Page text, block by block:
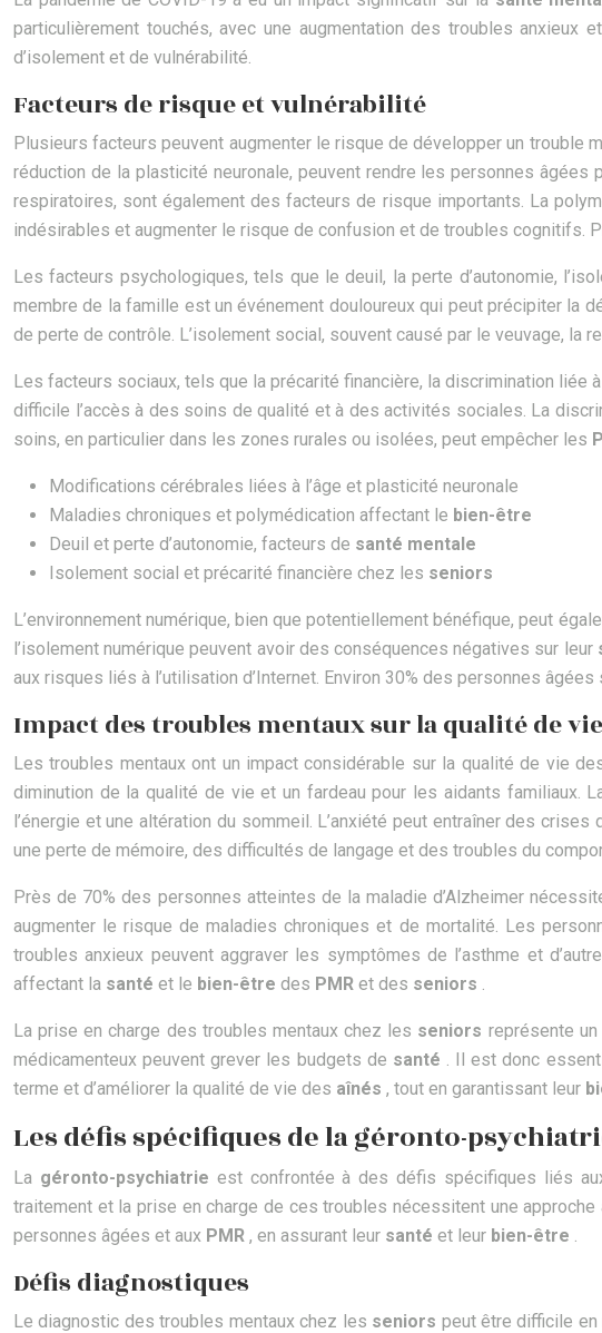
particulièrement touchés, avec une augmentation des troubles
d’isolement et de vulnérabilité.
Facteurs de risque et vulnérabilité
Plusieurs facteurs peuvent augmenter le risque de développer un trouble
réduction de la plasticité neuronale, peuvent rendre les personnes
respiratoires, sont également des facteurs de risque importants. La
indésirables et augmenter le risque de confusion et de troubles cognitifs.
Les facteurs psychologiques, tels que le deuil, la perte d’autonomie,
membre de la famille est un événement douloureux qui peut précipiter la
de perte de contrôle. L’isolement social, souvent causé par le veuvage, la
Les facteurs sociaux, tels que la précarité financière, la discrimination liée
difficile l’accès à des soins de qualité et à des activités sociales. La
soins, en particulier dans les zones rurales ou isolées, peut empêcher les
Modifications cérébrales liées à l’âge et plasticité neuronale
Maladies chroniques et polymédication affectant le bien-être
Deuil et perte d’autonomie, facteurs de santé mentale
Isolement social et précarité financière chez les seniors
L’environnement numérique, bien que potentiellement bénéfique, peut
l’isolement numérique peuvent avoir des conséquences négatives sur leur
aux risques liés à l’utilisation d’Internet. Environ 30% des personnes
Impact des troubles mentaux sur la qualité de
Les troubles mentaux ont un impact considérable sur la qualité de vie
diminution de la qualité de vie et un fardeau pour les aidants familiaux.
l’énergie et une altération du sommeil. L’anxiété peut entraîner des
une perte de mémoire, des difficultés de langage et des troubles du
Près de 70% des personnes atteintes de la maladie d’Alzheimer
augmenter le risque de maladies chroniques et de mortalité. Les
troubles anxieux peuvent aggraver les symptômes de l’asthme et
affectant la santé et le bien-être des PMR et des seniors .
La prise en charge des troubles mentaux chez les seniors représente
médicamenteux peuvent grever les budgets de santé . Il est donc
terme et d’améliorer la qualité de vie des aînés , tout en garantissant leur
Les défis spécifiques de la géronto-
La géronto-psychiatrie est confrontée à des défis spécifiques liés
traitement et la prise en charge de ces troubles nécessitent une
personnes âgées et aux PMR , en assurant leur santé et leur bien-être .
Défis diagnostiques
Le diagnostic des troubles mentaux chez les seniors peut être difficile